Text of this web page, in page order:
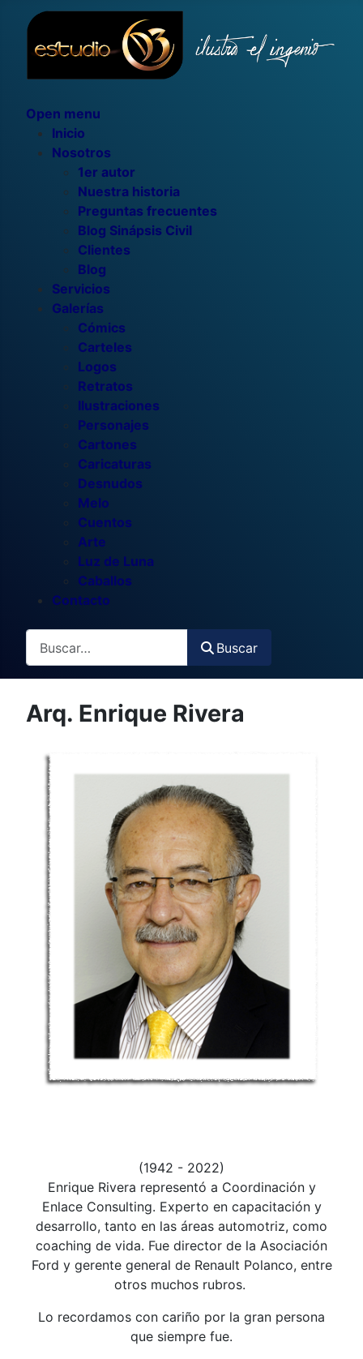
Open menu
Inicio
Nosotros
1er autor
Nuestra historia
Preguntas frecuentes
Blog Sinápsis Civil
Clientes
Blog
Servicios
Galerías
Cómics
Carteles
Logos
Retratos
Ilustraciones
Personajes
Cartones
Caricaturas
Desnudos
Melo
Cuentos
Arte
Luz de Luna
Caballos
Contacto
Buscar
Buscar
Arq. Enrique Rivera
(1942 - 2022)
Enrique Rivera representó a Coordinación y
Enlace Consulting. Experto en capacitación y
desarrollo, tanto en las áreas automotriz, como
coaching de vida. Fue director de la Asociación
Ford y gerente general de Renault Polanco, entre
otros muchos rubros.
Lo recordamos con cariño por la gran persona
que siempre fue.